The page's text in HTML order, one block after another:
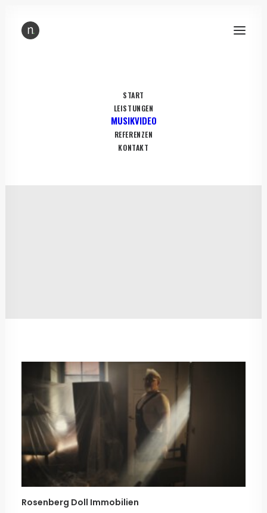
START
LEISTUNGEN
MUSIKVIDEO
REFERENZEN
KONTAKT
Rosenberg Doll Immobilien